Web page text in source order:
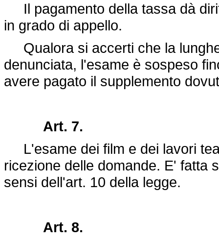
Il pagamento della tassa dà
in grado di appello.
Qualora si accerti che la
denunciata, l'esame è sospeso
avere pagato il supplemento
Art. 7.
L'esame dei film e dei lavori
ricezione delle domande. E' fatta
sensi dell'art. 10 della legge.
Art. 8.